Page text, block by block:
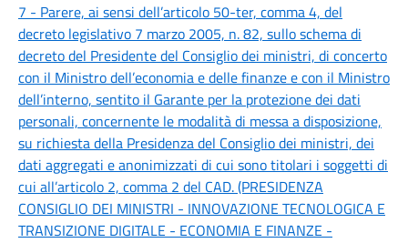
7 - Parere, ai sensi dell’articolo 50-ter, comma 4, del
decreto legislativo 7 marzo 2005, n. 82, sullo schema di
decreto del Presidente del Consiglio dei ministri, di concerto
con il Ministro dell’economia e delle finanze e con il Ministro
dell’interno, sentito il Garante per la protezione dei dati
personali, concernente le modalità di messa a disposizione,
su richiesta della Presidenza del Consiglio dei ministri, dei
dati aggregati e anonimizzati di cui sono titolari i soggetti di
cui all’articolo 2, comma 2 del CAD. (PRESIDENZA
CONSIGLIO DEI MINISTRI - INNOVAZIONE TECNOLOGICA E
TRANSIZIONE DIGITALE - ECONOMIA E FINANZE -